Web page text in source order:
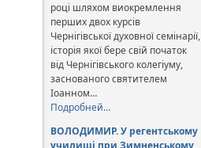
році шляхом виокремлення
перших двох курсів
Чернігівської духовної семінарії,
історія якої бере свій початок
від Чернігівського колегіуму,
заснованого святителем
Іоанном…
Подробней…
ВОЛОДИМИР. У регентському
училищі при Зимненському